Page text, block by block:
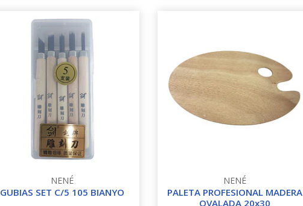
NENÉ
GUBIAS SET C/5 105 BIANYO
NENÉ
PALETA PROFESIONAL MADERA
OVALADA 20x30